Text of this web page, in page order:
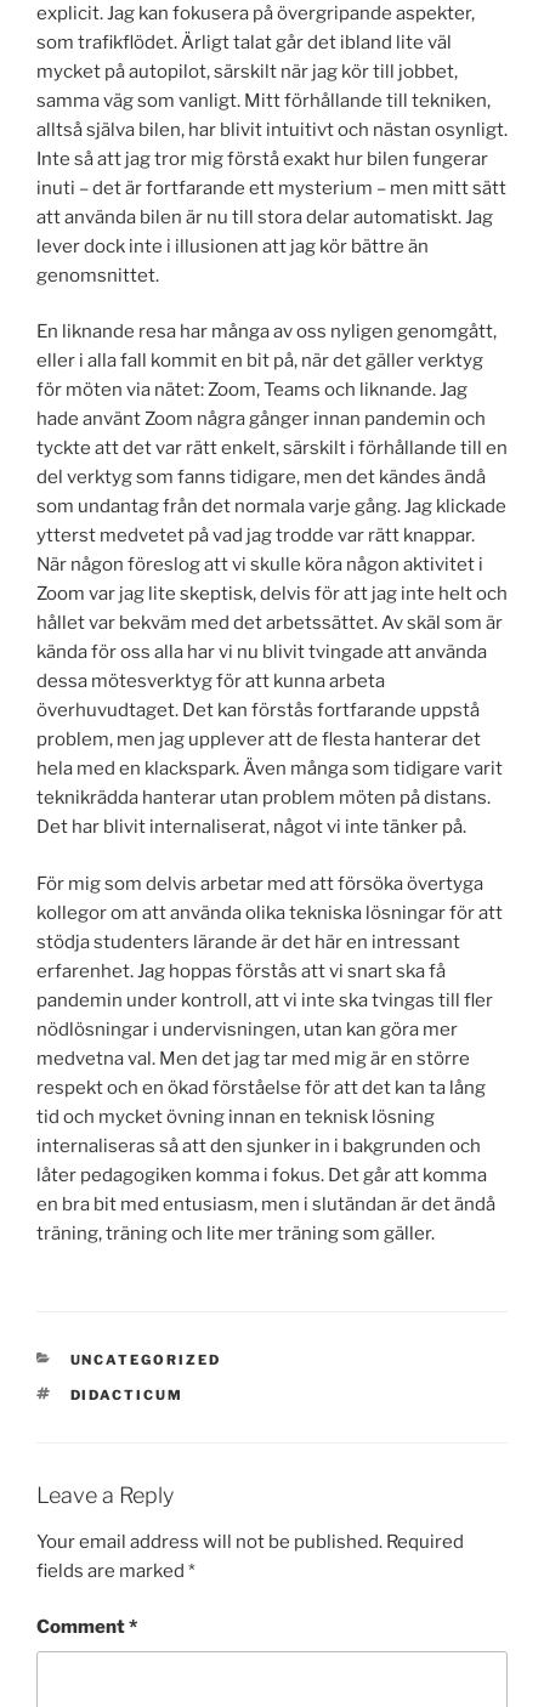
explicit. Jag kan fokusera på övergripande aspekter,
som trafikflödet. Ärligt talat går det ibland lite väl
mycket på autopilot, särskilt när jag kör till jobbet,
samma väg som vanligt. Mitt förhållande till tekniken,
alltså själva bilen, har blivit intuitivt och nästan osynligt.
Inte så att jag tror mig förstå exakt hur bilen fungerar
inuti – det är fortfarande ett mysterium – men mitt sätt
att använda bilen är nu till stora delar automatiskt. Jag
lever dock inte i illusionen att jag kör bättre än
genomsnittet.
En liknande resa har många av oss nyligen genomgått,
eller i alla fall kommit en bit på, när det gäller verktyg
för möten via nätet: Zoom, Teams och liknande. Jag
hade använt Zoom några gånger innan pandemin och
tyckte att det var rätt enkelt, särskilt i förhållande till en
del verktyg som fanns tidigare, men det kändes ändå
som undantag från det normala varje gång. Jag klickade
ytterst medvetet på vad jag trodde var rätt knappar.
När någon föreslog att vi skulle köra någon aktivitet i
Zoom var jag lite skeptisk, delvis för att jag inte helt och
hållet var bekväm med det arbetssättet. Av skäl som är
kända för oss alla har vi nu blivit tvingade att använda
dessa mötesverktyg för att kunna arbeta
överhuvudtaget. Det kan förstås fortfarande uppstå
problem, men jag upplever att de flesta hanterar det
hela med en klackspark. Även många som tidigare varit
teknikrädda hanterar utan problem möten på distans.
Det har blivit internaliserat, något vi inte tänker på.
För mig som delvis arbetar med att försöka övertyga
kollegor om att använda olika tekniska lösningar för att
stödja studenters lärande är det här en intressant
erfarenhet. Jag hoppas förstås att vi snart ska få
pandemin under kontroll, att vi inte ska tvingas till fler
nödlösningar i undervisningen, utan kan göra mer
medvetna val. Men det jag tar med mig är en större
respekt och en ökad förståelse för att det kan ta lång
tid och mycket övning innan en teknisk lösning
internaliseras så att den sjunker in i bakgrunden och
låter pedagogiken komma i fokus. Det går att komma
en bra bit med entusiasm, men i slutändan är det ändå
träning, träning och lite mer träning som gäller.
CATEGORIES
UNCATEGORIZED
TAGS
DIDACTICUM
Leave a Reply
Your email address will not be published. Required
fields are marked *
Comment*